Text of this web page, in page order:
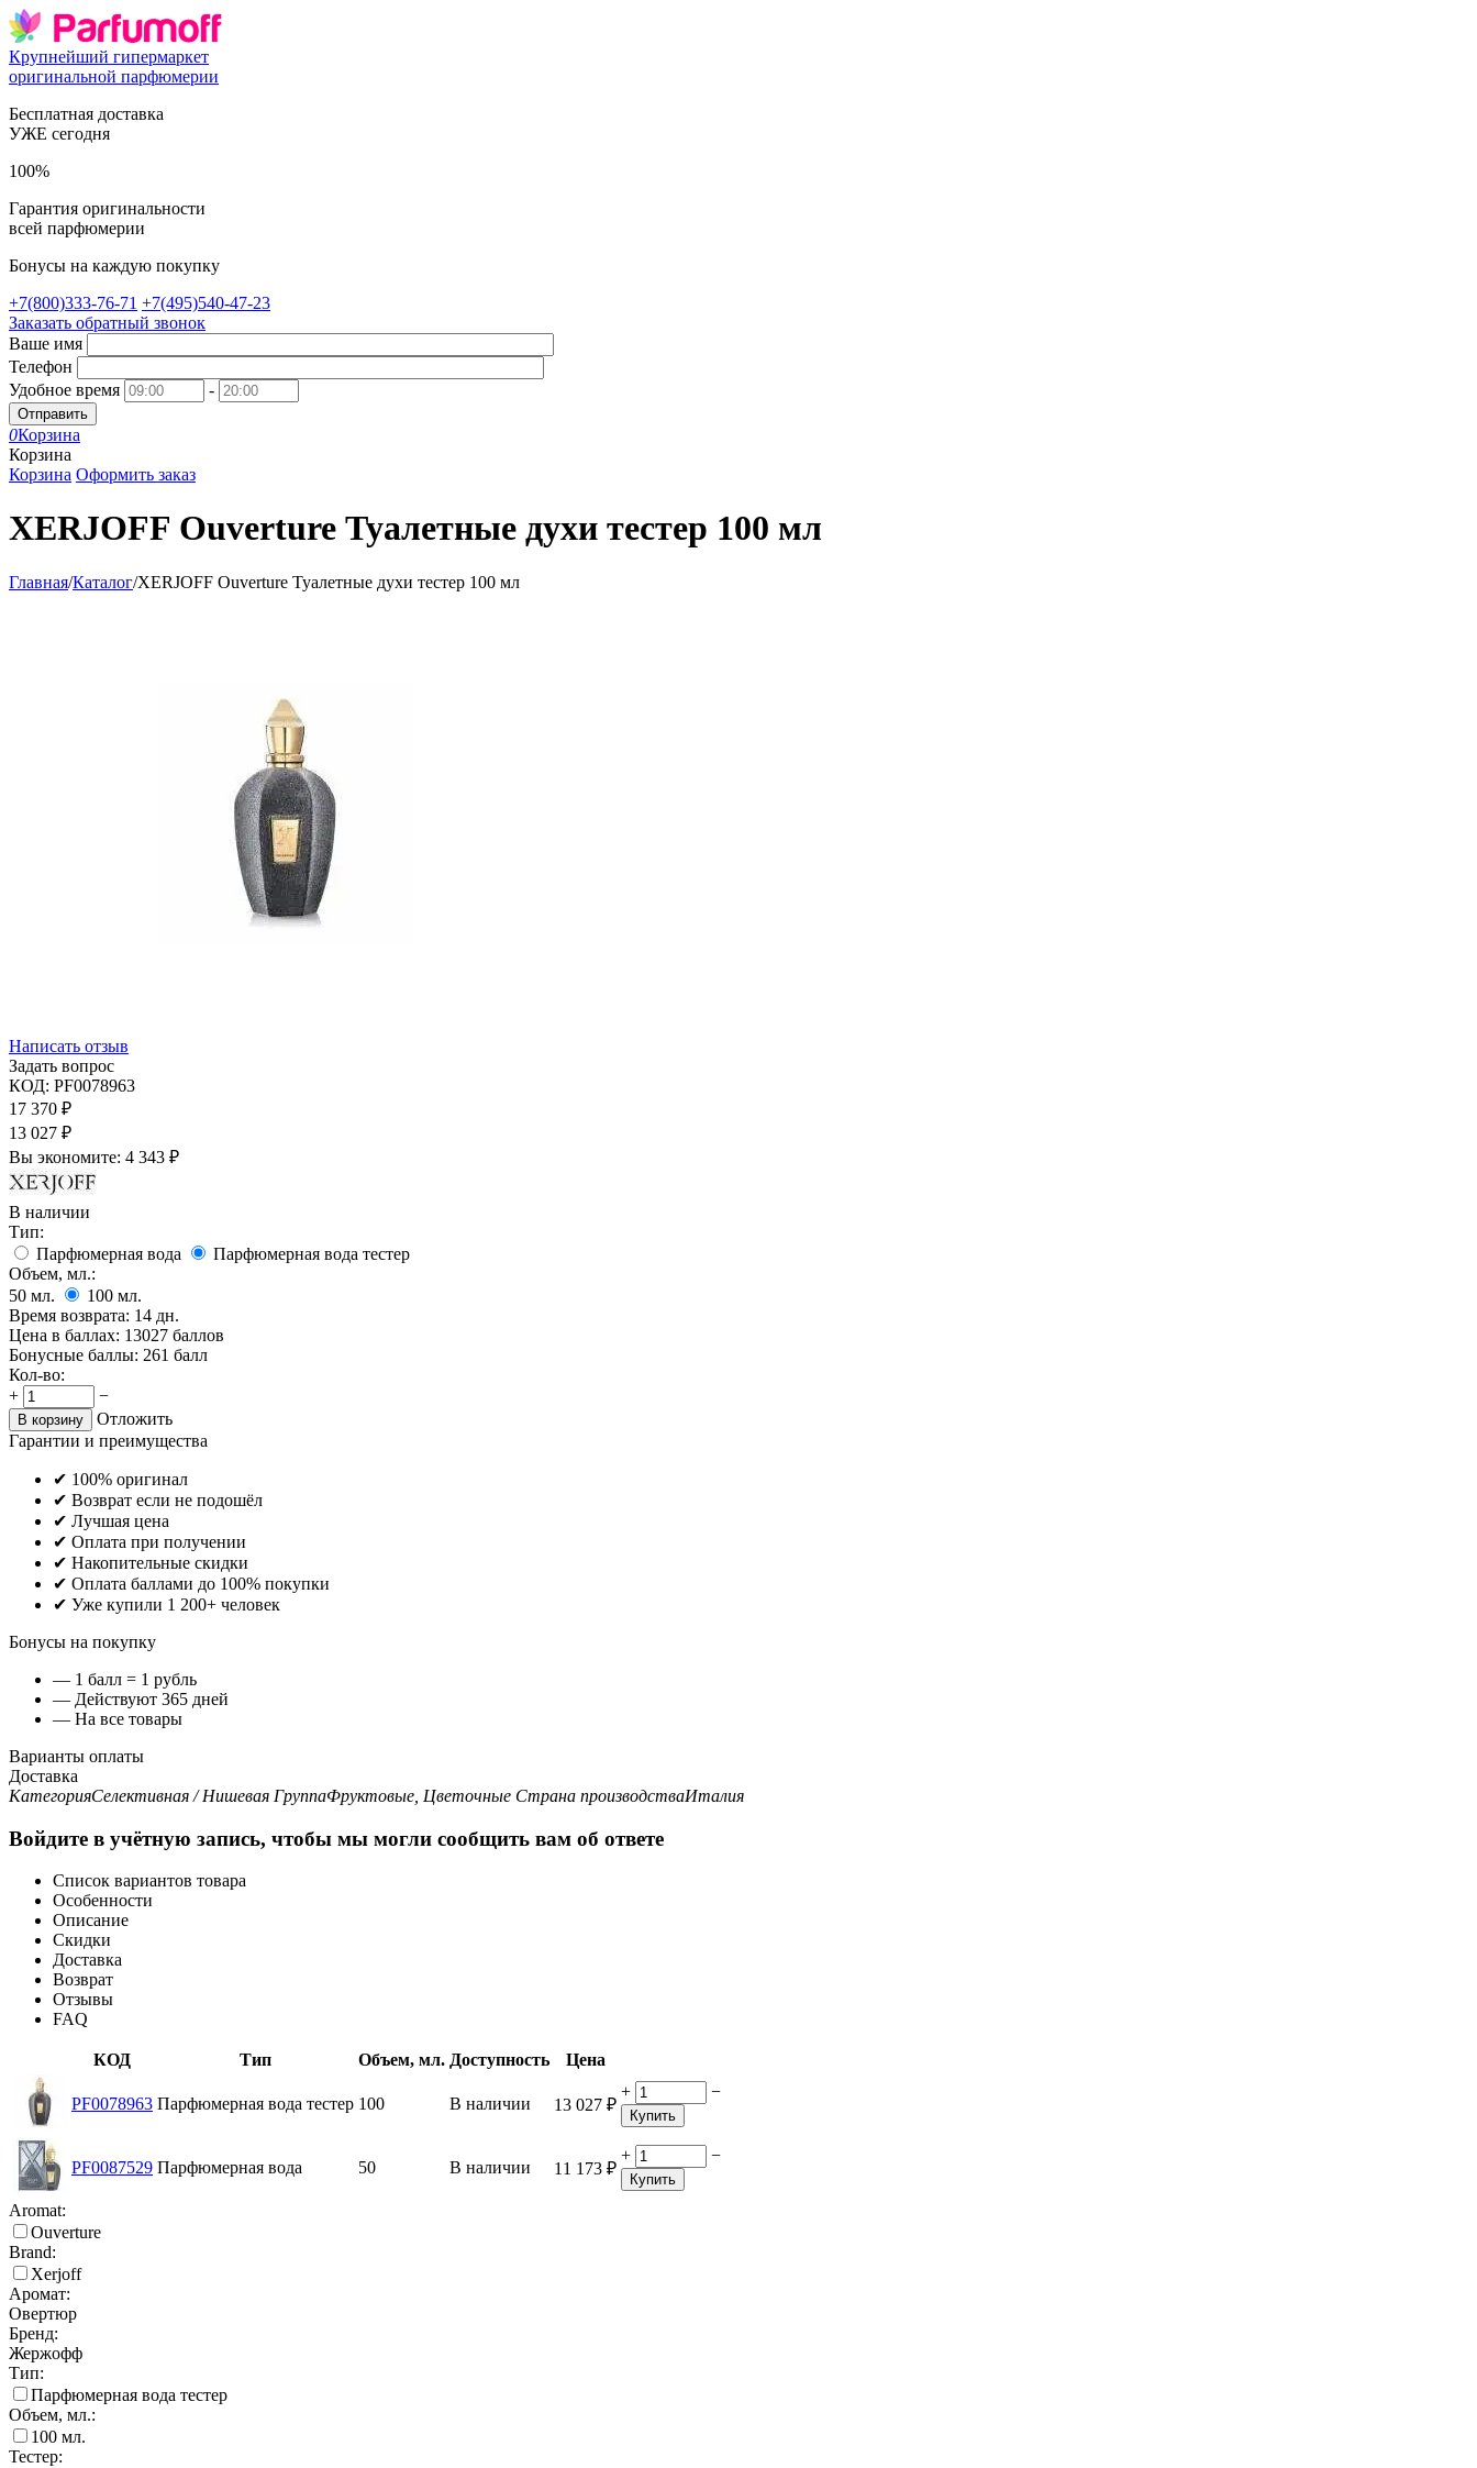
Крупнейший гипермаркет
оригинальной парфюмерии
Бесплатная доставка
УЖЕ сегодня
100%
Гарантия оригинальности
всей парфюмерии
Бонусы на каждую покупку
+7(800)333-76-71 +7(495)540-47-23
Заказать обратный звонок
Ваше имя
Телефон
Удобное время
-
Отправить
0Корзина
Корзина
Корзина Оформить заказ
XERJOFF Ouverture Туалетные духи тестер 100 мл
Главная/Каталог/XERJOFF Ouverture Туалетные духи тестер 100 мл
Написать отзыв
Задать вопрос
КОД: PF0078963
17 370 ₽
13 027 ₽
Вы экономите: 4 343 ₽
В наличии
Тип:
Парфюмерная вода
Парфюмерная вода тестер
Объем, мл.:
50 мл. 100 мл.
Время возврата: 14 дн.
Цена в баллах: 13027 баллов
Бонусные баллы: 261 балл
Кол-во:
+
−
В корзину
Отложить
Гарантии и преимущества
✔ 100% оригинал
✔ Возврат если не подошёл
✔ Лучшая цена
✔ Оплата при получении
✔ Накопительные скидки
✔ Оплата баллами до 100% покупки
✔ Уже купили 1 200+ человек
Бонусы на покупку
— 1 балл = 1 рубль
— Действуют 365 дней
— На все товары
Варианты оплаты
Доставка
КатегорияСелективная / Нишевая ГруппаФруктовые, Цветочные Страна производстваИталия
Войдите в учётную запись, чтобы мы могли сообщить вам об ответе
Список вариантов товара
Особенности
Описание
Скидки
Доставка
Возврат
Отзывы
FAQ
КОД Тип Объем, мл. Доступность Цена
PF0078963 Парфюмерная вода тестер 100 В наличии 13 027 ₽
+ −
Купить
PF0087529 Парфюмерная вода 50 В наличии 11 173 ₽
+ −
Купить
Aromat:
Ouverture
Brand:
Xerjoff
Аромат:
Овертюр
Бренд:
Жержофф
Тип:
Парфюмерная вода тестер
Объем, мл.:
100 мл.
Тестер: